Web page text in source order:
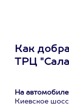
Как
ТРЦ
На
Киевское